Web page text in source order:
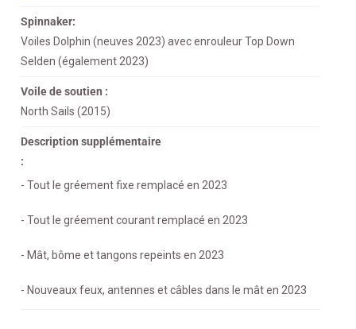
Spinnaker:
Voiles Dolphin (neuves 2023) avec enrouleur Top Down
Selden (également 2023)
Voile de soutien :
North Sails (2015)
Description supplémentaire
:
- Tout le gréement fixe remplacé en 2023
- Tout le gréement courant remplacé en 2023
- Mât, bôme et tangons repeints en 2023
- Nouveaux feux, antennes et câbles dans le mât en 2023